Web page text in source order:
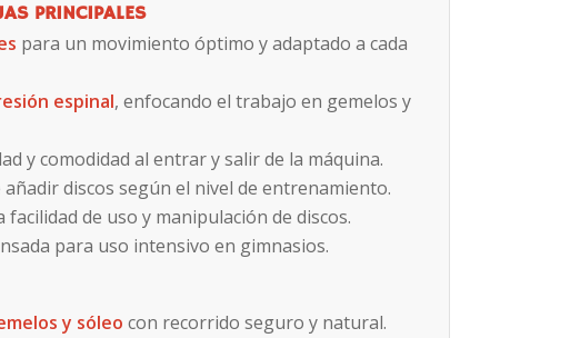
PRINCIPALES
para un movimiento óptimo y adaptado a cada
espinal, enfocando el trabajo en gemelos y
y comodidad al entrar y salir de la máquina.
discos según el nivel de entrenamiento.
facilidad de uso y manipulación de discos.
para uso intensivo en gimnasios.
y sóleo con recorrido seguro y natural.